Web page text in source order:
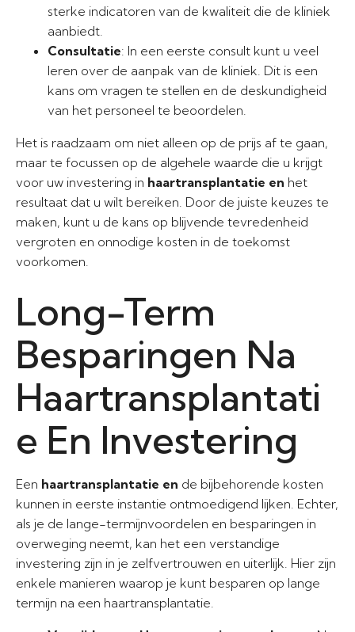
sterke indicatoren van de kwaliteit die de kliniek
aanbiedt.
Consultatie: In een eerste consult kunt u veel
leren over de aanpak van de kliniek. Dit is een
kans om vragen te stellen en de deskundigheid
van het personeel te beoordelen.
Het is raadzaam om niet alleen op de prijs af te gaan,
maar te focussen op de algehele waarde die u krijgt
voor uw investering in haartransplantatie en het
resultaat dat u wilt bereiken. Door de juiste keuzes te
maken, kunt u de kans op blijvende tevredenheid
vergroten en onnodige kosten in de toekomst
voorkomen.
Long-Term
Besparingen Na
Haartransplantati
e En Investering
Een haartransplantatie en de bijbehorende kosten
kunnen in eerste instantie ontmoedigend lijken. Echter,
als je de lange-termijnvoordelen en besparingen in
overweging neemt, kan het een verstandige
investering zijn in je zelfvertrouwen en uiterlijk. Hier zijn
enkele manieren waarop je kunt besparen op lange
termijn na een haartransplantatie.